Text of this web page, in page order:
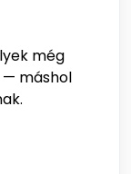
még
— máshol